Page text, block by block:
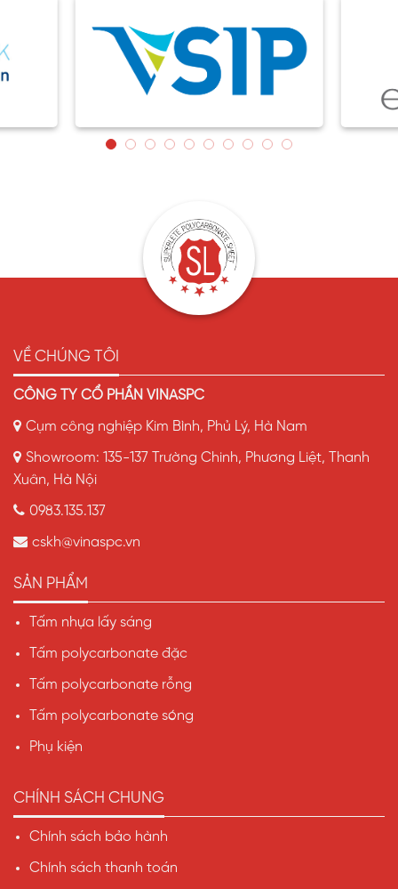
VỀ CHÚNG TÔI
CÔNG TY CỔ PHẦN VINASPC
Cụm công nghiệp Kim Bình, Phủ Lý, Hà Nam
Showroom: 135-137 Trường Chinh, Phương Liệt, Thanh
Xuân, Hà Nội
0983.135.137
cskh@vinaspc.vn
SẢN PHẨM
Tấm nhựa lấy sáng
Tấm polycarbonate đặc
Tấm polycarbonate rỗng
Tấm polycarbonate sóng
Phụ kiện
CHÍNH SÁCH CHUNG
Chính sách bảo hành
Chính sách thanh toán